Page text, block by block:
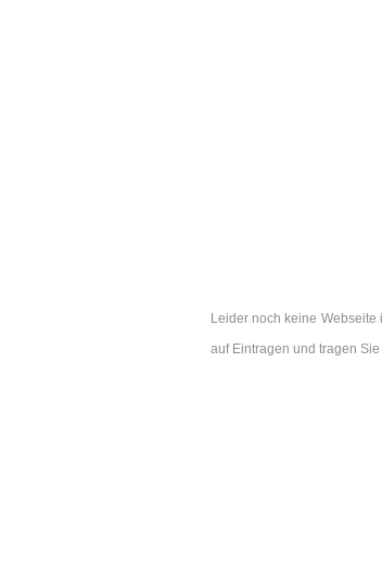
Leider noch keine
auf Eintragen und tragen